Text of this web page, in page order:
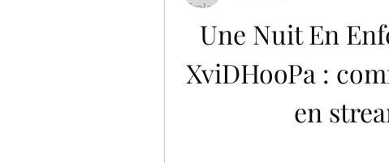
Une Nuit En
XviDHooPa :
en